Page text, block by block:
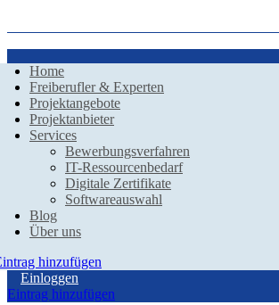
Home
Freiberufler & Experten
Projektangebote
Projektanbieter
Services
Bewerbungsverfahren
IT-Ressourcenbedarf
Digitale Zertifikate
Softwareauswahl
Blog
Über uns
hinzufügen
Einloggen
Eintrag hinzufügen